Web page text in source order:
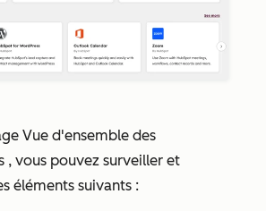
Vue d'ensemble des
, vous pouvez surveiller et
éléments suivants :